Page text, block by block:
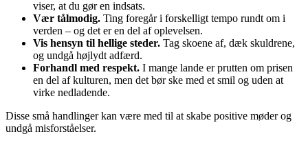
viser, at du gør en indsats.
Vær tålmodig. Ting foregår i forskelligt tempo rundt om i
verden – og det er en del af oplevelsen.
Vis hensyn til hellige steder. Tag skoene af, dæk skuldrene,
og undgå højlydt adfærd.
Forhandl med respekt. I mange lande er prutten om prisen
en del af kulturen, men det bør ske med et smil og uden at
virke nedladende.
Disse små handlinger kan være med til at skabe positive møder og
undgå misforståelser.